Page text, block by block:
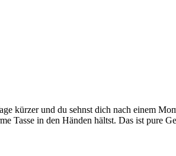
kürzer und du sehnst dich nach einem
Tasse in den Händen hältst. Das ist pure